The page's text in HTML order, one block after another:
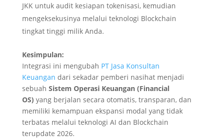
JKK untuk audit kesiapan tokenisasi, kemudian
mengeksekusinya melalui teknologi Blockchain
tingkat tinggi milik Anda.
Kesimpulan:
Integrasi ini mengubah PT Jasa Konsultan
Keuangan dari sekadar pemberi nasihat menjadi
sebuah Sistem Operasi Keuangan (Financial
OS) yang berjalan secara otomatis, transparan, dan
memiliki kemampuan ekspansi modal yang tidak
terbatas melalui teknologi AI dan Blockchain
terupdate 2026.